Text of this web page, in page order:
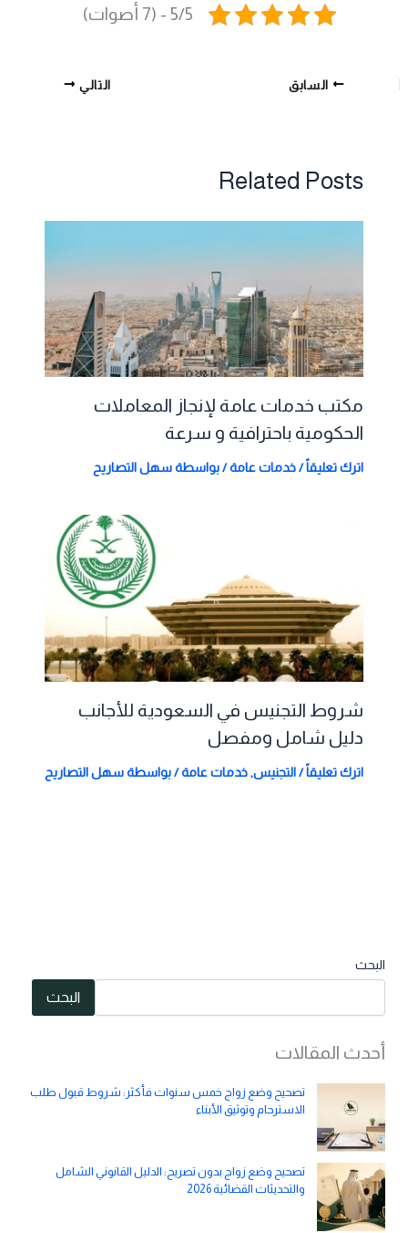
5/5 - (7 أصوات)
السابق التالي
Related Posts
مكتب خدمات عامة لإنجاز المعاملات
الحكومية باحترافية و سرعة
اترك تعليقاً /خدمات عامة/ بواسطة سهل التصاريح
شروط التجنيس في السعودية للأجانب
دليل شامل ومفصل
اترك تعليقاً /التجنيس,خدمات عامة/ بواسطة سهل التصاريح
البحث
البحث
أحدث المقالات
تصحيح وضع زواج خمس سنوات فأكثر: شروط قبول طلب
الاسترحام وتوثيق الأبناء
تصحيح وضع زواج بدون تصريح: الدليل القانوني الشامل
والتحديثات القضائية 2026